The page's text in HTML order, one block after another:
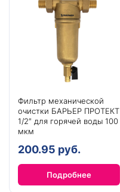
Фильтр механической
очистки БАРЬЕР ПРОТЕКТ
1/2″ для горячей воды 100
мкм
200.95 руб.
Подробнее